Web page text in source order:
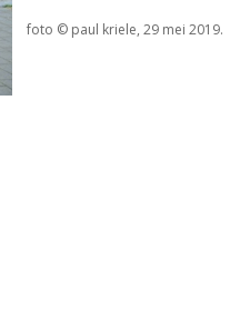
foto © paul kriele, 29 mei 2019.